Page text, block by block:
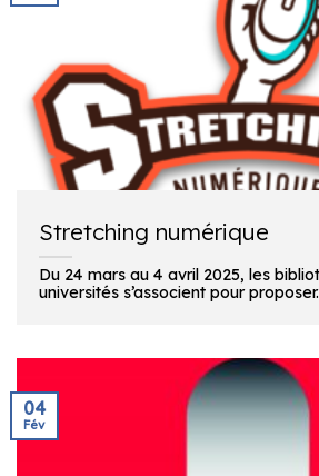
Stretching numérique
Du 24 mars au 4 avril 2025, les
universités s’associent pour
04
Fév